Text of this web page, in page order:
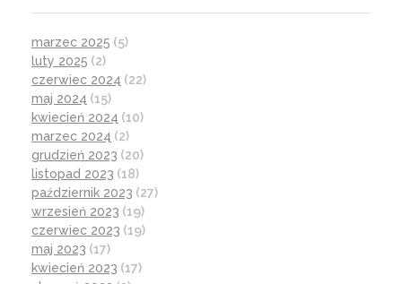
marzec 2025 (5)
luty 2025 (2)
czerwiec 2024 (22)
maj 2024 (15)
kwiecień 2024 (10)
marzec 2024 (2)
grudzień 2023 (20)
listopad 2023 (18)
październik 2023 (27)
wrzesień 2023 (19)
czerwiec 2023 (19)
maj 2023 (17)
kwiecień 2023 (17)